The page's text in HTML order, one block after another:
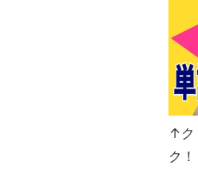
↑ク
ク！